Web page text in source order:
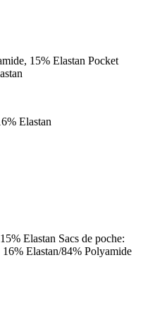
15% Elastan Pocket
Elastan
Elastan Sacs de poche:
Elastan/84% Polyamide